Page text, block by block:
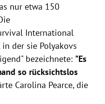
nur etwa 150
International
in der sie Polyakovs
bezeichnete: "Es
so rücksichtslos
Carolina Pearce, die